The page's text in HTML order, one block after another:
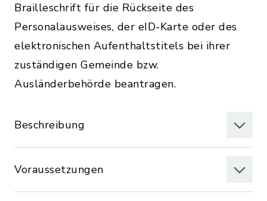
Brailleschrift für die Rückseite des
Personalausweises, der eID-Karte oder des
elektronischen Aufenthaltstitels bei ihrer
zuständigen Gemeinde bzw.
Ausländerbehörde beantragen.
Beschreibung
Voraussetzungen